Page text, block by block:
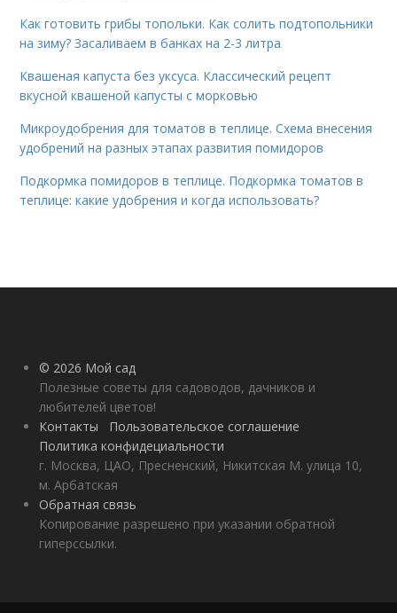
Как готовить грибы топольки. Как солить подтопольники
на зиму? Засаливаем в банках на 2-3 литра
Квашеная капуста без уксуса. Классический рецепт
вкусной квашеной капусты с морковью
Микроудобрения для томатов в теплице. Схема внесения
удобрений на разных этапах развития помидоров
Подкормка помидоров в теплице. Подкормка томатов в
теплице: какие удобрения и когда использовать?
© 2026 Мой сад
Полезные советы для садоводов, дачников и
любителей цветов!
Контакты
Пользовательское соглашение
Политика конфидециальности
г. Москва, ЦАО, Пресненский, Никитская М. улица 10,
м. Арбатская
Обратная связь
Копирование разрешено при указании обратной
гиперссылки.